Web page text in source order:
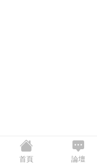
首頁 論壇